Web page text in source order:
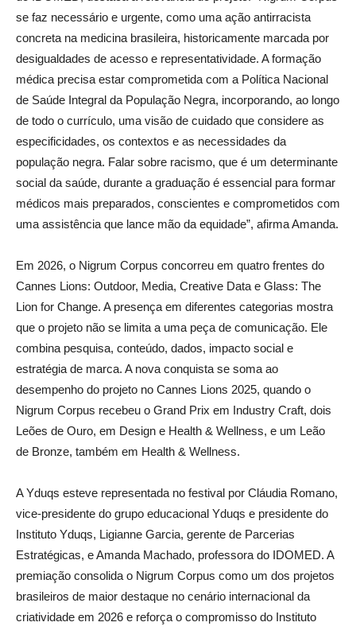
se faz necessário e urgente, como uma ação antirracista
concreta na medicina brasileira, historicamente marcada por
desigualdades de acesso e representatividade. A formação
médica precisa estar comprometida com a Política Nacional
de Saúde Integral da População Negra, incorporando, ao longo
de todo o currículo, uma visão de cuidado que considere as
especificidades, os contextos e as necessidades da
população negra. Falar sobre racismo, que é um determinante
social da saúde, durante a graduação é essencial para formar
médicos mais preparados, conscientes e comprometidos com
uma assistência que lance mão da equidade”, afirma Amanda.
Em 2026, o Nigrum Corpus concorreu em quatro frentes do
Cannes Lions: Outdoor, Media, Creative Data e Glass: The
Lion for Change. A presença em diferentes categorias mostra
que o projeto não se limita a uma peça de comunicação. Ele
combina pesquisa, conteúdo, dados, impacto social e
estratégia de marca. A nova conquista se soma ao
desempenho do projeto no Cannes Lions 2025, quando o
Nigrum Corpus recebeu o Grand Prix em Industry Craft, dois
Leões de Ouro, em Design e Health & Wellness, e um Leão
de Bronze, também em Health & Wellness.
A Yduqs esteve representada no festival por Cláudia Romano,
vice-presidente do grupo educacional Yduqs e presidente do
Instituto Yduqs, Ligianne Garcia, gerente de Parcerias
Estratégicas, e Amanda Machado, professora do IDOMED. A
premiação consolida o Nigrum Corpus como um dos projetos
brasileiros de maior destaque no cenário internacional da
criatividade em 2026 e reforça o compromisso do Instituto